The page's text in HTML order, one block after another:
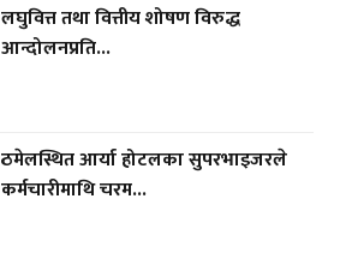
लघुवित्त तथा वित्तीय शोषण विरुद्ध
आन्दोलनप्रति...
ठमेलस्थित आर्या होटलका सुपरभाइजरले
कर्मचारीमाथि चरम...